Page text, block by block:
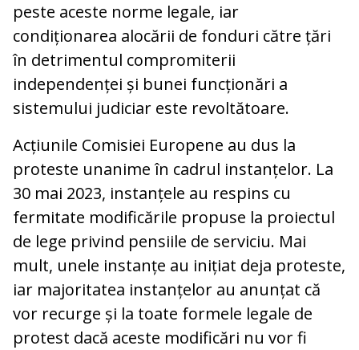
peste aceste norme legale, iar
condiționarea alocării de fonduri către țări
în detrimentul compromiterii
independenței și bunei funcționări a
sistemului judiciar este revoltătoare.
Acțiunile Comisiei Europene au dus la
proteste unanime în cadrul instanțelor. La
30 mai 2023, instanțele au respins cu
fermitate modificările propuse la proiectul
de lege privind pensiile de serviciu. Mai
mult, unele instanțe au inițiat deja proteste,
iar majoritatea instanțelor au anunțat că
vor recurge și la toate formele legale de
protest dacă aceste modificări nu vor fi